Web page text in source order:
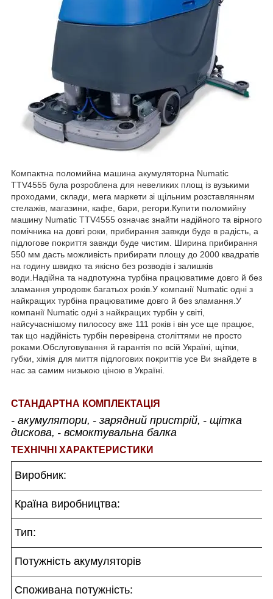
Компактна поломийна машина акумуляторна Numatic
TTV4555 була розроблена для невеликих площ із вузькими
проходами, склади, мега маркети зі щільним розставлянням
стелажів, магазини, кафе, бари, регори.Купити поломийну
машину Numatic TTV4555 означає знайти надійного та вірного
помічника на довгі роки, прибирання завжди буде в радість, а
підлогове покриття завжди буде чистим. Ширина прибирання
550 мм дасть можливість прибирати площу до 2000 квадратів
на годину швидко та якісно без розводів і залишків
води.Надійна та надпотужна турбіна працюватиме довго й без
зламання упродовж багатьох років.У компанії Numatic одні з
найкращих турбіна працюватиме довго й без зламання.У
компанії Numatic одні з найкращих турбін у світі,
найсучаснішому пилососу вже 111 років і він усе ще працює,
так що надійність турбін перевірена століттями не просто
роками.Обслуговування й гарантія по всій Україні, щітки,
губки, хімія для миття підлогових покриттів усе Ви знайдете в
нас за самим низькою ціною в Україні.
СТАНДАРТНА КОМПЛЕКТАЦІЯ
- акумулятори, - зарядний пристрій, - щітка
дискова, - всмоктувальна балка
ТЕХНІЧНІ ХАРАКТЕРИСТИКИ
Виробник:
Країна виробництва:
Тип:
Потужність акумуляторів
Споживана потужність: